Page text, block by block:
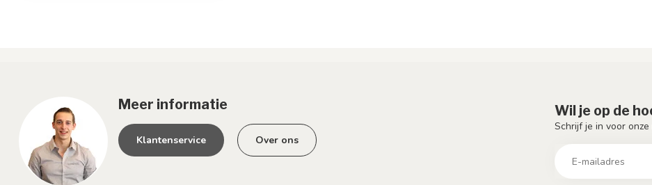
Meer informatie
Klantenservice Over ons
Wil je op de
Schrijf je in voor